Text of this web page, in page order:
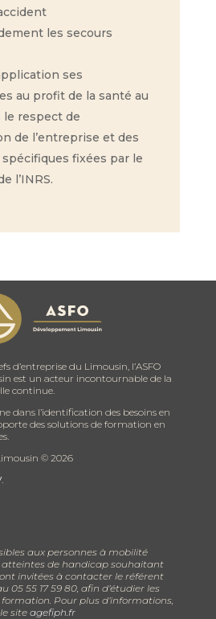
les secours
ses
au profit de la santé au
le respect de
de l’entreprise et des
fixées par le
l’INRS.
d’entreprise du Limousin, l’ASFO
est un acteur incontournable de la
continue.
dans l’identification des besoins en
des solutions de formation en
© 2026
aux personnes à mobilité
atteintes de handicap souhaitant
invitées à contacter le référent
05 55 17 59 80, afin d’étudier les
Pour plus d’informations,
site agefiph.fr